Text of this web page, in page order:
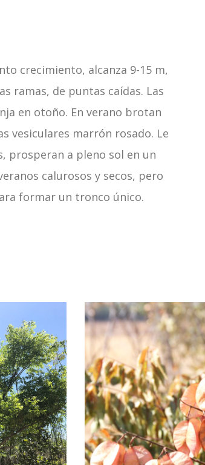
crecimiento, alcanza 9-15 m,
ramas, de puntas caídas. Las
en otoño. En verano brotan
vesiculares marrón rosado. Le
prosperan a pleno sol en un
calurosos y secos, pero
formar un tronco único.